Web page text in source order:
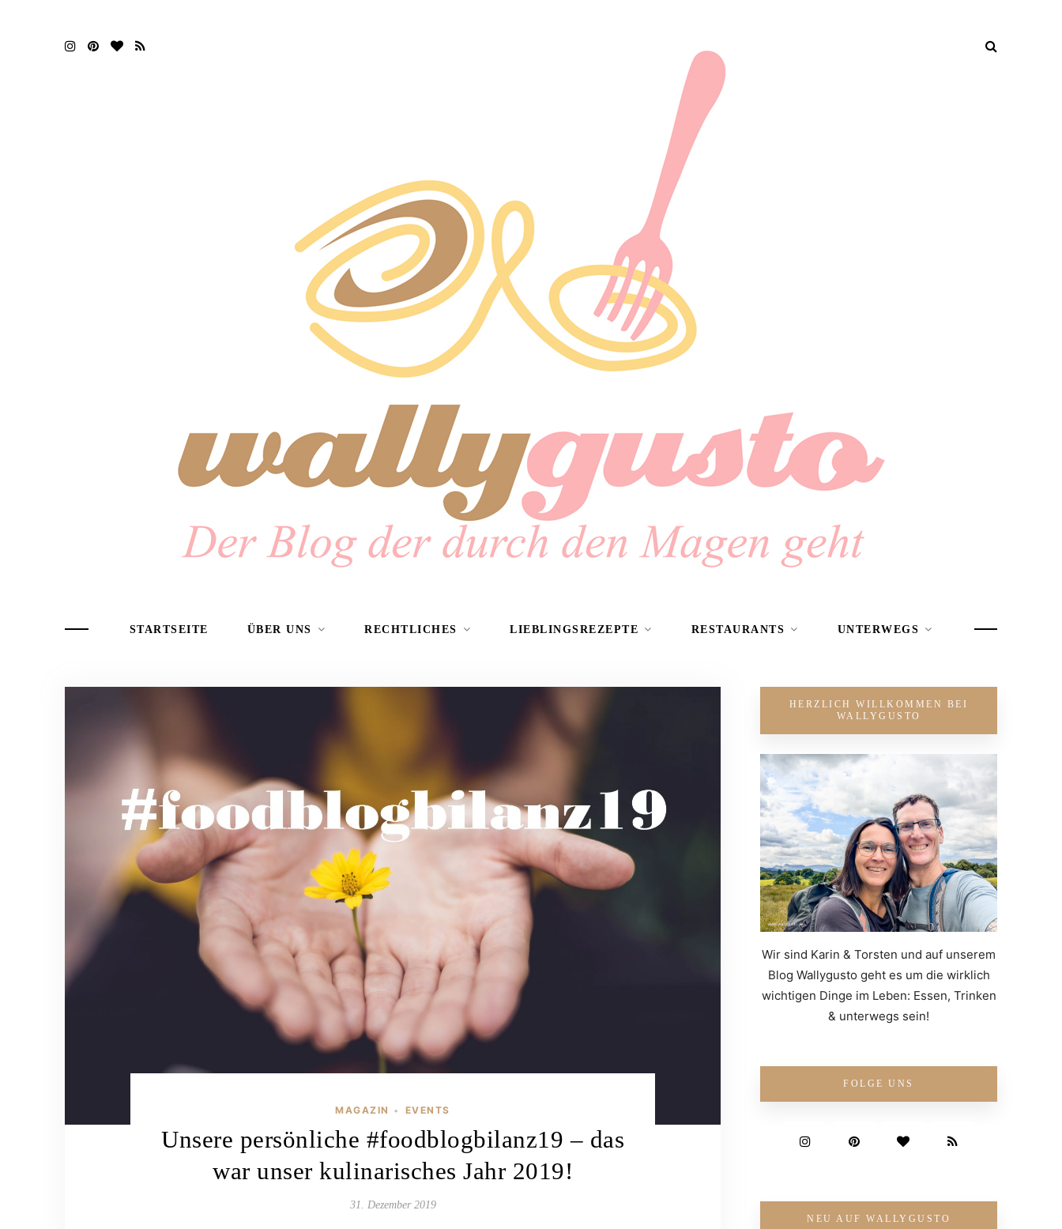
STARTSEITE ÜBER UNS RECHTLICHES LIEBLINGSREZEPTE RESTAURANTS UNTERWEGS
MAGAZIN • EVENTS
Unsere persönliche #foodblogbilanz19 – das
war unser kulinarisches Jahr 2019!
31. Dezember 2019
HERZLICH WILLKOMMEN BEI
WALLYGUSTO
Wir sind Karin & Torsten und auf unserem
Blog Wallygusto geht es um die wirklich
wichtigen Dinge im Leben: Essen, Trinken
& unterwegs sein!
FOLGE UNS
NEU AUF WALLYGUSTO